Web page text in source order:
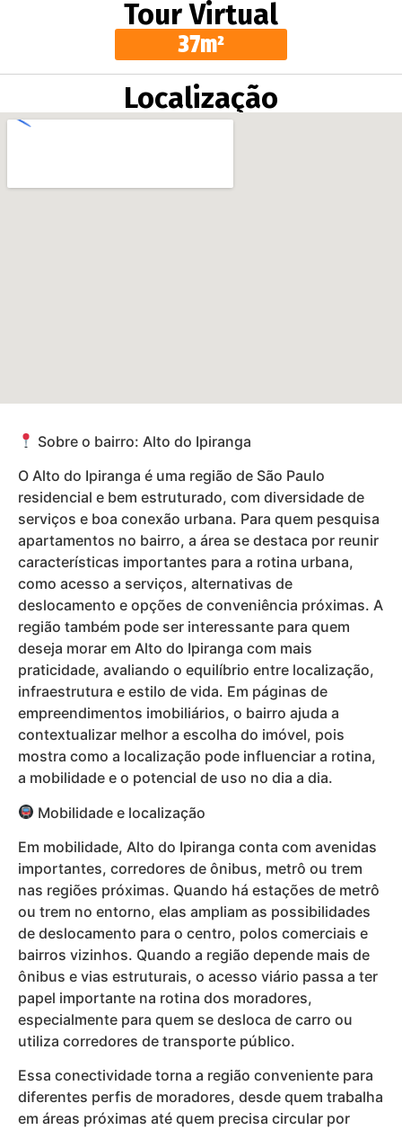
Tour Virtual
37m²
Localização
Sobre o bairro: Alto do Ipiranga
O Alto do Ipiranga é uma região de São Paulo
residencial e bem estruturado, com diversidade de
serviços e boa conexão urbana. Para quem pesquisa
apartamentos no bairro, a área se destaca por reunir
características importantes para a rotina urbana,
como acesso a serviços, alternativas de
deslocamento e opções de conveniência próximas. A
região também pode ser interessante para quem
deseja morar em Alto do Ipiranga com mais
praticidade, avaliando o equilíbrio entre localização,
infraestrutura e estilo de vida. Em páginas de
empreendimentos imobiliários, o bairro ajuda a
contextualizar melhor a escolha do imóvel, pois
mostra como a localização pode influenciar a rotina,
a mobilidade e o potencial de uso no dia a dia.
Mobilidade e localização
Em mobilidade, Alto do Ipiranga conta com avenidas
importantes, corredores de ônibus, metrô ou trem
nas regiões próximas. Quando há estações de metrô
ou trem no entorno, elas ampliam as possibilidades
de deslocamento para o centro, polos comerciais e
bairros vizinhos. Quando a região depende mais de
ônibus e vias estruturais, o acesso viário passa a ter
papel importante na rotina dos moradores,
especialmente para quem se desloca de carro ou
utiliza corredores de transporte público.
Essa conectividade torna a região conveniente para
diferentes perfis de moradores, desde quem trabalha
em áreas próximas até quem precisa circular por